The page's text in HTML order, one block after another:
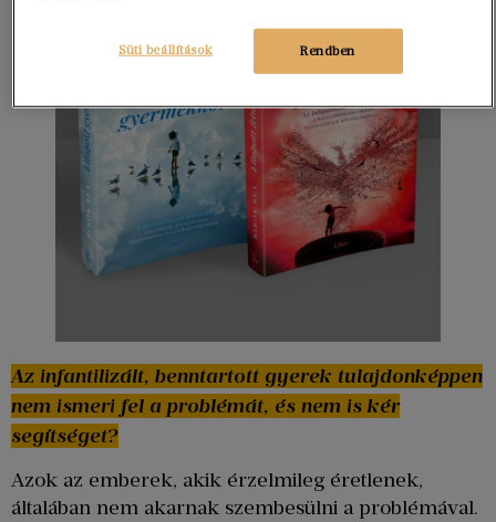
Az infantilizált, benntartott gyerek tulajdonképpen
nem ismeri fel a problémát, és nem is kér
segítséget?
Azok az emberek, akik érzelmileg éretlenek,
általában nem akarnak szembesülni a problémával.
Rendben
Süti beállítások